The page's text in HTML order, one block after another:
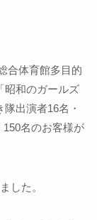
合体育館多目的
昭和のガールズ
出演者16名・
名のお客様が
した。